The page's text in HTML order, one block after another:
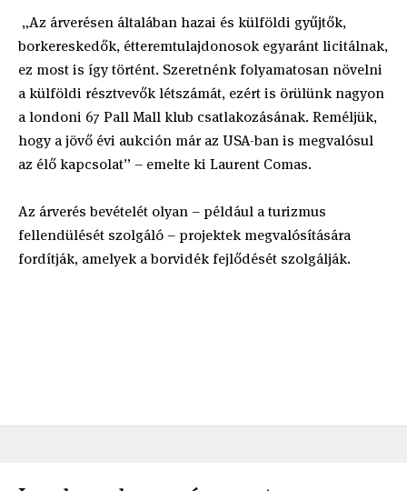
„Az árverésen általában hazai és külföldi gyűjtők,
borkereskedők, étteremtulajdonosok egyaránt licitálnak,
ez most is így történt. Szeretnénk folyamatosan növelni
a külföldi résztvevők létszámát, ezért is örülünk nagyon
a londoni 67 Pall Mall klub csatlakozásának. Reméljük,
hogy a jövő évi aukción már az USA-ban is megvalósul
az élő kapcsolat” – emelte ki Laurent Comas.
Az árverés bevételét olyan – például a turizmus
fellendülését szolgáló – projektek megvalósítására
fordítják, amelyek a borvidék fejlődését szolgálják.